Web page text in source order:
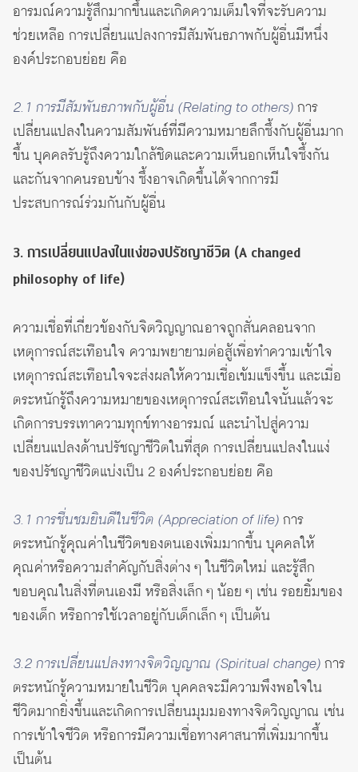
อารมณ์ความรู้สึกมากขึ้นและเกิดความเต็มใจที่จะรับความ
ช่วยเหลือ การเปลี่ยนแปลงการมีสัมพันธภาพกับผู้อื่นมีหนึ่ง
องค์ประกอบย่อย คือ
2.1 การมีสัมพันธภาพกับผู้อื่น (Relating to others)การ
เปลี่ยนแปลงในความสัมพันธ์ที่มีความหมายลึกซึ้งกับผู้อื่นมาก
ขึ้น บุคคลรับรู้ถึงความใกล้ชิดและความเห็นอกเห็นใจซึ้งกัน
และกันจากคนรอบข้าง ซึ้งอาจเกิดขึ้นได้จากการมี
ประสบการณ์ร่วมกันกับผู้อื่น
3. การเปลี่ยนแปลงในแง่ของปรัชญาชีวิต (A changed
philosophy of life)
ความเชื่อที่เกี่ยวข้องกับจิตวิญญาณอาจถูกสั่นคลอนจาก
เหตุการณ์สะเทือนใจ ความพยายามต่อสู้เพื่อทำความเข้าใจ
เหตุการณ์สะเทือนใจจะส่งผลให้ความเชื่อเข้มแข็งขึ้น และเมื่อ
ตระหนักรู้ถึงความหมายของเหตุการณ์สะเทือนใจนั้นแล้วจะ
เกิดการบรรเทาความทุกข์ทางอารมณ์ และนำไปสู่ความ
เปลี่ยนแปลงด้านปรัชญาชีวิตในที่สุด การเปลี่ยนแปลงในแง่
ของปรัชญาชีวิตแบ่งเป็น 2 องค์ประกอบย่อย คือ
3.1 การชื่นชมยินดีในชีวิต (Appreciation of life)การ
ตระหนักรู้คุณค่าในชีวิตของตนเองเพิ่มมากขึ้น บุคคลให้
คุณค่าหรือความสำคัญกับสิ่งต่าง ๆ ในชีวิตใหม่ และรู้สึก
ขอบคุณในสิ่งที่ตนเองมี หรือสิ่งเล็ก ๆ น้อย ๆ เช่น รอยยิ้มของ
ของเด็ก หรือการใช้เวลาอยู่กับเด็กเล็ก ๆ เป็นต้น
3.2 การเปลี่ยนแปลงทางจิตวิญญาณ (Spiritual change)การ
ตระหนักรู้ความหมายในชีวิต บุคคลจะมีความพึงพอใจใน
ชีวิตมากยิ่งขึ้นและเกิดการเปลี่ยนมุมมองทางจิตวิญญาณ เช่น
การเข้าใจชีวิต หรือการมีความเชื่อทางศาสนาที่เพิ่มมากขึ้น
เป็นต้น